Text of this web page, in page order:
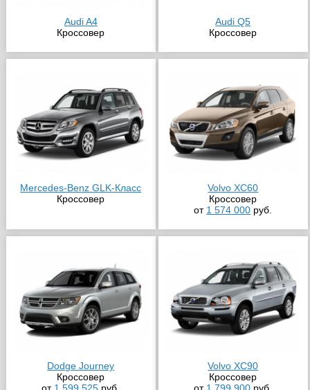
Audi A4
Кроссовер
Audi Q5
Кроссовер
Mercedes-Benz GLK-Класс
Кроссовер
Volvo XC60
Кроссовер
от 1 574 000 руб.
Dodge Journey
Кроссовер
Volvo XC90
Кроссовер